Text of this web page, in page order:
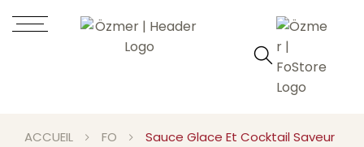
ACCUEIL FO
Sauce Glace Et Cocktail Saveur